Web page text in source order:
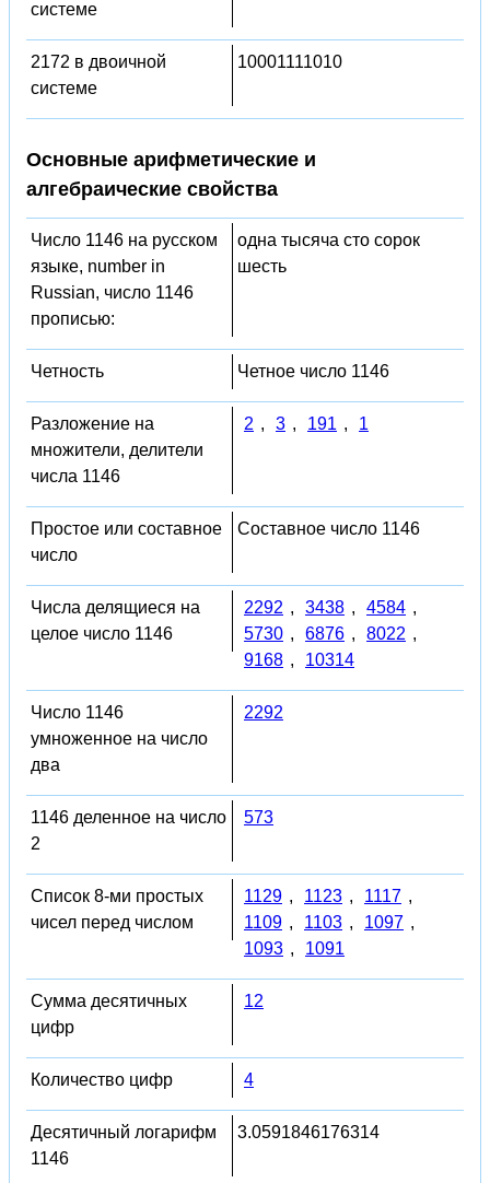
системе
2172 в двоичной
системе
10001111010
Основные арифметические и
алгебраические свойства
Число 1146 на русском
языке, number in
Russian, число 1146
прописью:
одна тысяча сто сорок
шесть
Четность Четное число 1146
Разложение на
множители, делители
числа 1146
2 , 3 , 191 , 1
Простое или составное
число
Составное число 1146
Числа делящиеся на
целое число 1146
2292 , 3438 , 4584 ,
5730 , 6876 , 8022 ,
9168 , 10314
Число 1146
умноженное на число
два
2292
1146 деленное на число
2
573
Список 8-ми простых
чисел перед числом
1129 , 1123 , 1117 ,
1109 , 1103 , 1097 ,
1093 , 1091
Сумма десятичных
цифр
12
Количество цифр 4
Десятичный логарифм
1146
3.0591846176314